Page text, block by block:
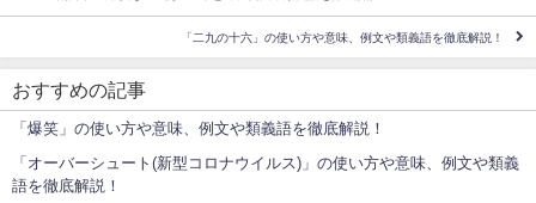
「二九の十六」の使い方や意味、例文や類義語を徹底解説！
おすすめの記事
「爆笑」の使い方や意味、例文や類義語を徹底解説！
「オーバーシュート(新型コロナウイルス)」の使い方や意味、例文や類義
語を徹底解説！